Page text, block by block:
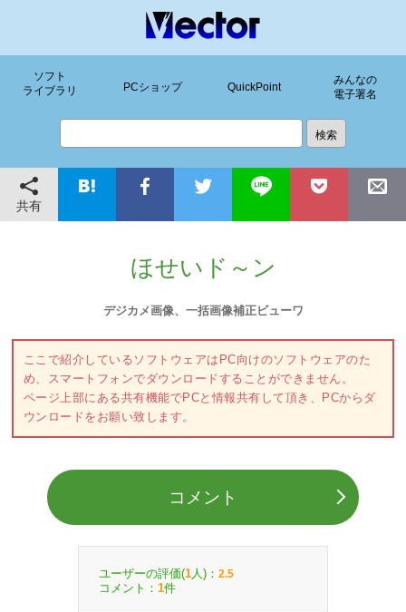
ソフト
ライブラリ
PCショップ QuickPoint
みんなの
電子署名
共有
ほせいド～ン
デジカメ画像、一括画像補正ビューワ
ここで紹介しているソフトウェアはPC向けのソフトウェアのた
め、スマートフォンでダウンロードすることができません。
ページ上部にある共有機能でPCと情報共有して頂き、PCからダ
ウンロードをお願い致します。
コメント
ユーザーの評価(1 人)： 2.5
コメント： 1件